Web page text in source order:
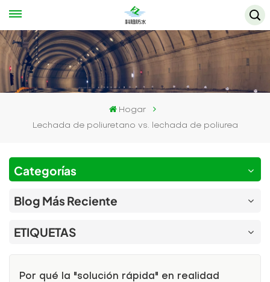
Hogar
Lechada de poliuretano vs. lechada de poliurea
Categorías
Blog Más Reciente
ETIQUETAS
Por qué la "solución rápida" en realidad